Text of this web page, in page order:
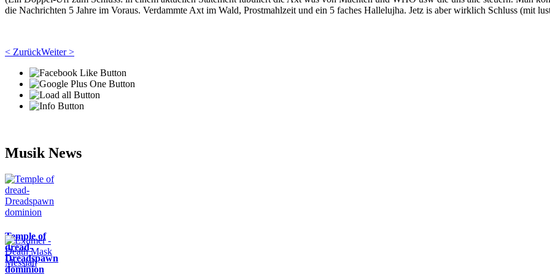
die Nachrichten 5 Jahre im Voraus. Verdammte Axt im Wald, Prostmahlzeit und ein 5 faches Hallelujha. Jetz is aber wirklich Schluss (mit
< ZurückWeiter >
Musik News
Temple of
dread-
Dreadspawn
dominion